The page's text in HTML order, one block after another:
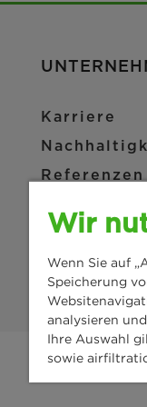
Karriere
Referenzen
Standorte
© Copyright
Wir
Wenn Sie auf
Speicherung
analysieren
Ihre Auswahl
sowie